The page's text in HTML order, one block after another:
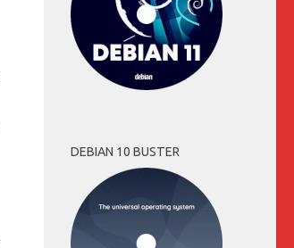
DEBIAN 10 BUSTER